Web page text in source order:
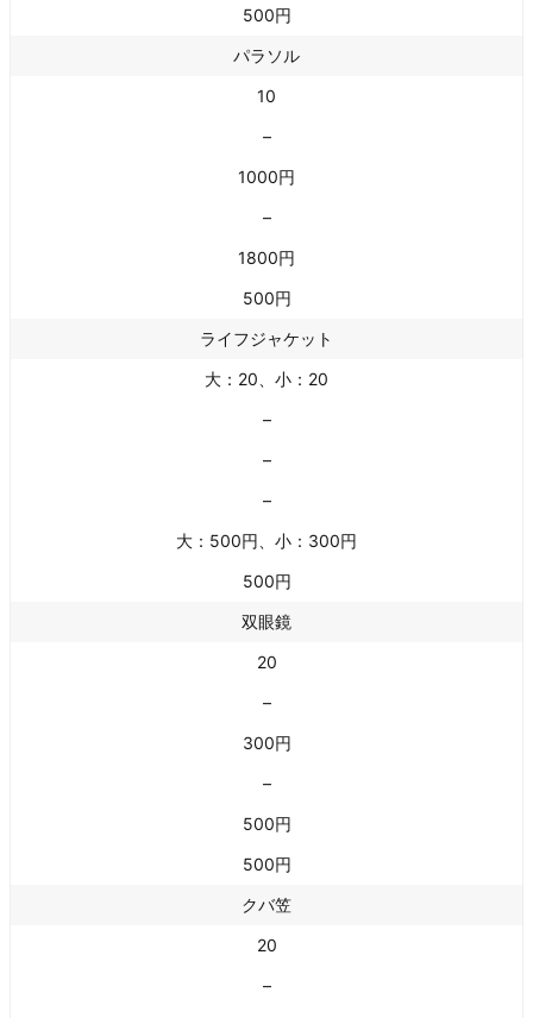
500円
パラソル
10
–
1000円
–
1800円
500円
ライフジャケット
大：20、小：20
–
–
–
大：500円、小：300円
500円
双眼鏡
20
–
300円
–
500円
500円
クバ笠
20
–